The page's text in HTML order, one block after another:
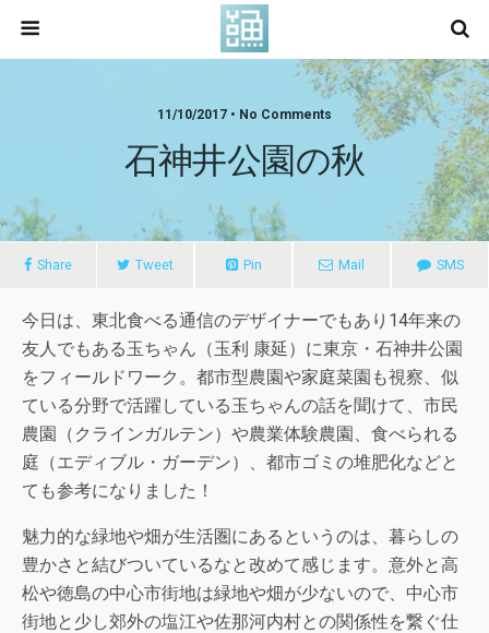
11/10/2017 • No Comments
石神井公園の秋
Share Tweet Pin Mail SMS
今日は、東北食べる通信のデザイナーでもあり14年来の
友人でもある玉ちゃん（玉利 康延）に東京・石神井公園
をフィールドワーク。都市型農園や家庭菜園も視察、似
ている分野で活躍している玉ちゃんの話を聞けて、市民
農園（クラインガルテン）や農業体験農園、食べられる
庭（エディブル・ガーデン）、都市ゴミの堆肥化などと
ても参考になりました！
魅力的な緑地や畑が生活圏にあるというのは、暮らしの
豊かさと結びついているなと改めて感じます。意外と高
松や徳島の中心市街地は緑地や畑が少ないので、中心市
街地と少し郊外の塩江や佐那河内村との関係性を繋ぐ仕